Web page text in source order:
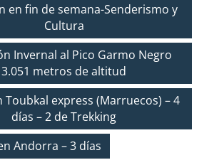
en fin de semana-Senderismo y
Cultura
Invernal al Pico Garmo Negro
3.051 metros de altitud
Toubkal express (Marruecos) – 4
días – 2 de Trekking
Andorra – 3 días